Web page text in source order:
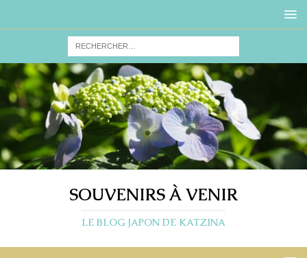
SOUVENIRS À VENIR
LE BLOG JAPON DE KATZINA